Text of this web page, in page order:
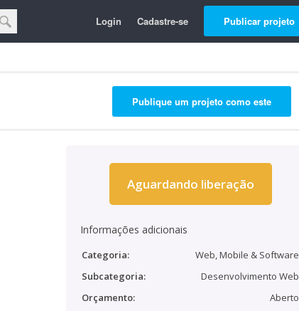
Login Cadastre-se Publicar projeto
Publique um projeto como este
Aguardando liberação
Informações adicionais
Categoria:
Web, Mobile & Software
Subcategoria:
Desenvolvimento Web
Orçamento:
Aberto